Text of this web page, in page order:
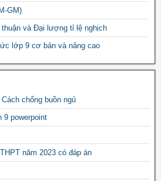
năm 2022đề thi vào
2023 đề thi vào 10 môn toán
GM)
và Đại lượng tỉ lệ nghịch
lớp 9 cơ bản và nâng cao
chống buồn ngủ
9 powerpoint
năm 2023 có đáp án